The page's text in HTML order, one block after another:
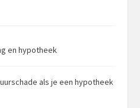
en hypotheek
als je een hypotheek